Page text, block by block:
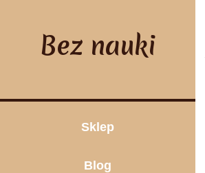
Bez nauki
Sklep
Blog